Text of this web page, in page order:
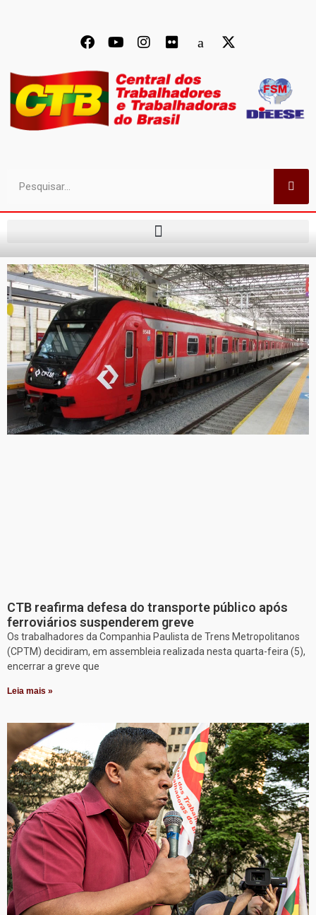
CTB reafirma defesa do transporte público após
ferroviários suspenderem greve
Os trabalhadores da Companhia Paulista de Trens Metropolitanos
(CPTM) decidiram, em assembleia realizada nesta quarta-feira (5),
encerrar a greve que
Leia mais »